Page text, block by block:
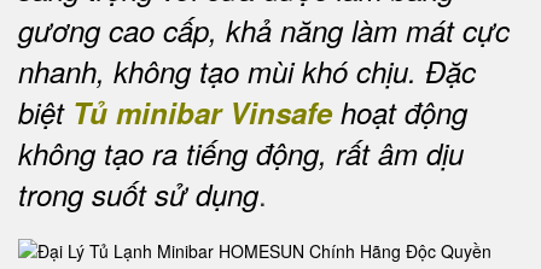
gương cao cấp, khả năng làm mát cực
nhanh, không tạo mùi khó chịu. Đặc
biệt Tủ minibar Vinsafehoạt động
không tạo ra tiếng động, rất âm dịu
trong suốt sử dụng.